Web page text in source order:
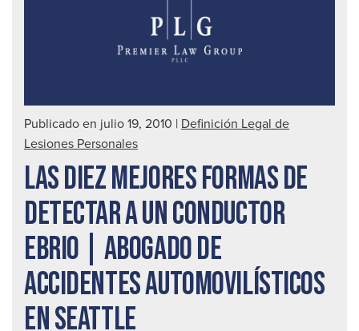
Publicado en julio 19, 2010 | Definición Legal de
Lesiones Personales
LAS DIEZ MEJORES FORMAS DE
DETECTAR A UN CONDUCTOR
EBRIO | ABOGADO DE
ACCIDENTES AUTOMOVILÍSTICOS
EN SEATTLE